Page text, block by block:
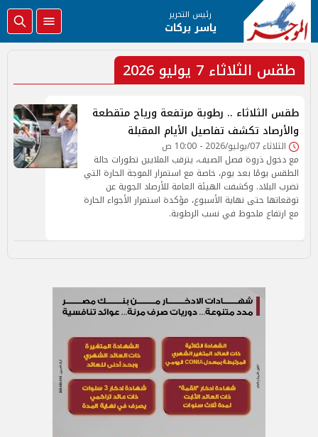
رئيس التحرير
ياسر بركات
طقس الثلاثاء 7 يوليو 2026
طقس الثلاثاء .. رطوبة مرتفعة ورياح متقطعة
والأرصاد تكشف تفاصيل الأيام المقبلة
الثلاثاء 07/يوليو/2026 - 10:00 ص
مع دخول ذروة فصل الصيف، يترقب الملايين تطورات حالة
الطقس يومًا بعد يوم، خاصة مع استمرار الموجة الحارة التي
تضرب البلاد. وكشفت الهيئة العامة للأرصاد الجوية عن
توقعاتها حتى نهاية الأسبوع، مؤكدة استمرار الأجواء الحارة
مع ارتفاع ملحوظ في نسب الرطوبة.